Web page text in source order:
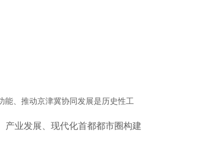
能、推动京津冀协同发展是历史性工
产业发展、现代化首都都市圈构建